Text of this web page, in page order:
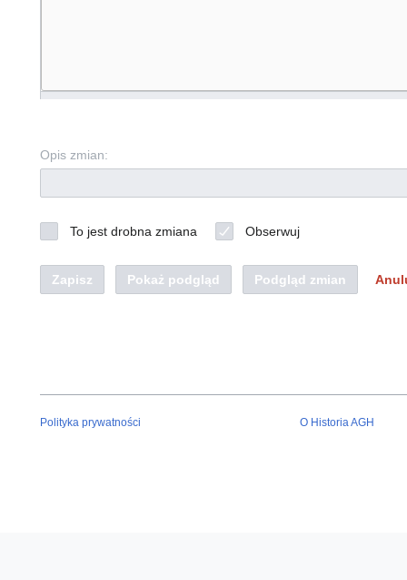
Opis zmian:
To jest drobna zmiana Obserwuj
Zapisz Pokaż podgląd Podgląd zmian
Polityka prywatności O Historia AGH